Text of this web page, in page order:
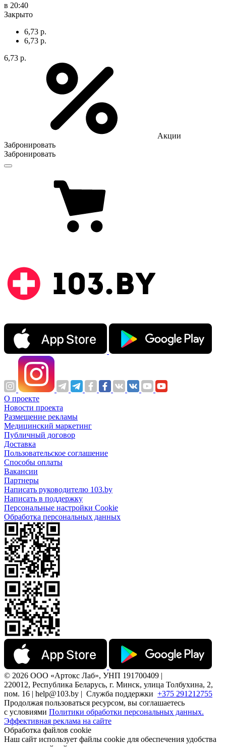
в 20:40
Закрыто
6,73 р.
6,73 р.
6,73 р.
Акции
Забронировать
Забронировать
О проекте
Новости проекта
Размещение рекламы
Медицинский маркетинг
Публичный договор
Доставка
Пользовательское соглашение
Способы оплаты
Вакансии
Партнеры
Написать руководителю 103.by
Написать в поддержку
Персональные настройки Cookie
Обработка персональных данных
© 2026 ООО «Артокс Лаб», УНП 191700409 |
220012, Республика Беларусь, г. Минск, улица Толбухина, 2,
пом. 16 | help@103.by | Служба поддержки +375 291212755
Продолжая пользоваться ресурсом, вы соглашаетесь
с условиями Политики обработки персональных данных.
Эффективная реклама на сайте
Обработка файлов cookie
Наш сайт использует файлы cookie для обеспечения удобства